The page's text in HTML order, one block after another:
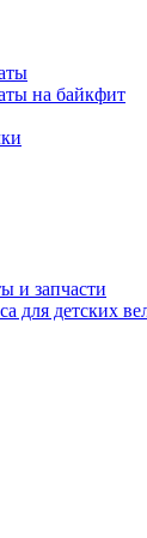
на байкфит
и запчасти
для детских